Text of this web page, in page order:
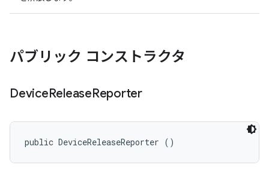
パブリック コンストラクタ
DeviceReleaseReporter
public DeviceReleaseReporter ()